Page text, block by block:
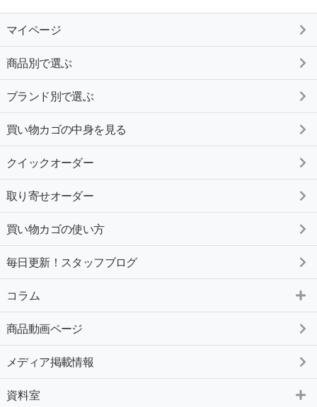
マイページ
商品別で選ぶ
ブランド別で選ぶ
買い物カゴの中身を見る
クイックオーダー
取り寄せオーダー
買い物カゴの使い方
毎日更新！スタッフブログ
コラム
商品動画ページ
メディア掲載情報
資料室